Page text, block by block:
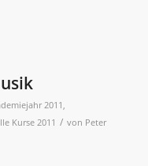
2011 ,
Kurse 2011 / von Peter